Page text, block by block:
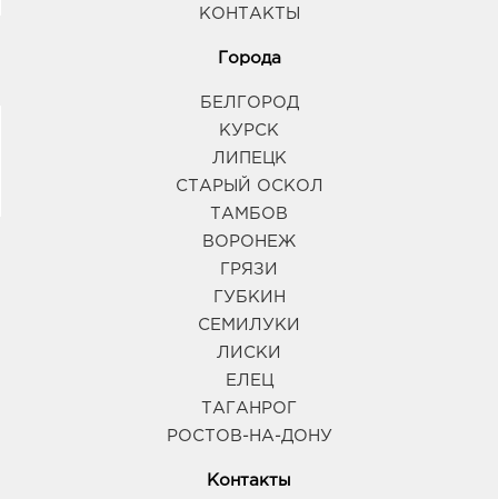
КОНТАКТЫ
Города
БЕЛГОРОД
КУРСК
ЛИПЕЦК
СТАРЫЙ ОСКОЛ
ТАМБОВ
ВОРОНЕЖ
ГРЯЗИ
ГУБКИН
СЕМИЛУКИ
ЛИСКИ
ЕЛЕЦ
ТАГАНРОГ
РОСТОВ-НА-ДОНУ
Контакты